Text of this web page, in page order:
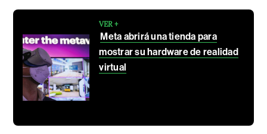
VER +
Meta abrirá una tienda para
mostrar su hardware de realidad
virtual